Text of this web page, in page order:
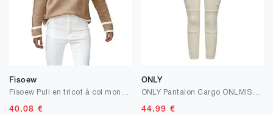
Fisoew
40.08 €
ONLY
44.99 €